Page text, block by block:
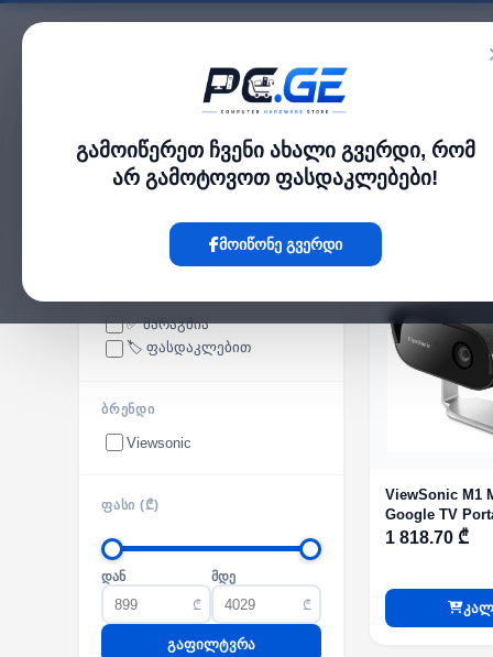
გამოიწერეთ ჩვენი ახალი გვერდი, რომ
არ გამოტოვოთ ფასდაკლებები!
მოიწონე გვერდი
კატალოგი
pc.ge/პროეqტორები
პროეqტორები
✅ მარაგშია
🏷️ ფასდაკლებით
ᲑᲠᲔᲜᲓᲘ
Viewsonic
ᲤᲐᲡᲘ (₾)
დან
₾
მდე
₾
გაფილტვრა
ViewSonic M1
Google TV
Projector
1 818.70 ₾